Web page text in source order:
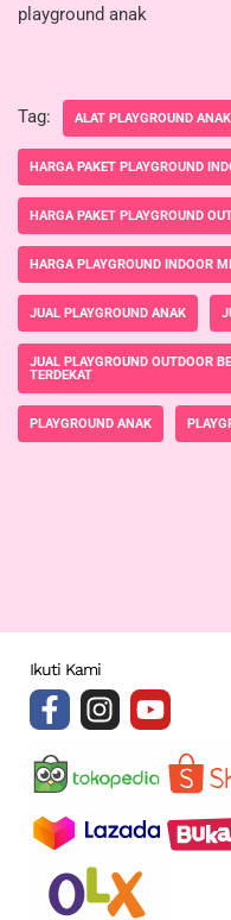
playground anak
Tag: ALAT PLAYGROUND
HARGA PAKET PLAYGROUND
HARGA PAKET PLAYGROUND
HARGA PLAYGROUND INDOOR
JUAL PLAYGROUND ANAK
JUAL PLAYGROUND OUTDOOR
TERDEKAT
PLAYGROUND ANAK
Ikuti Kami